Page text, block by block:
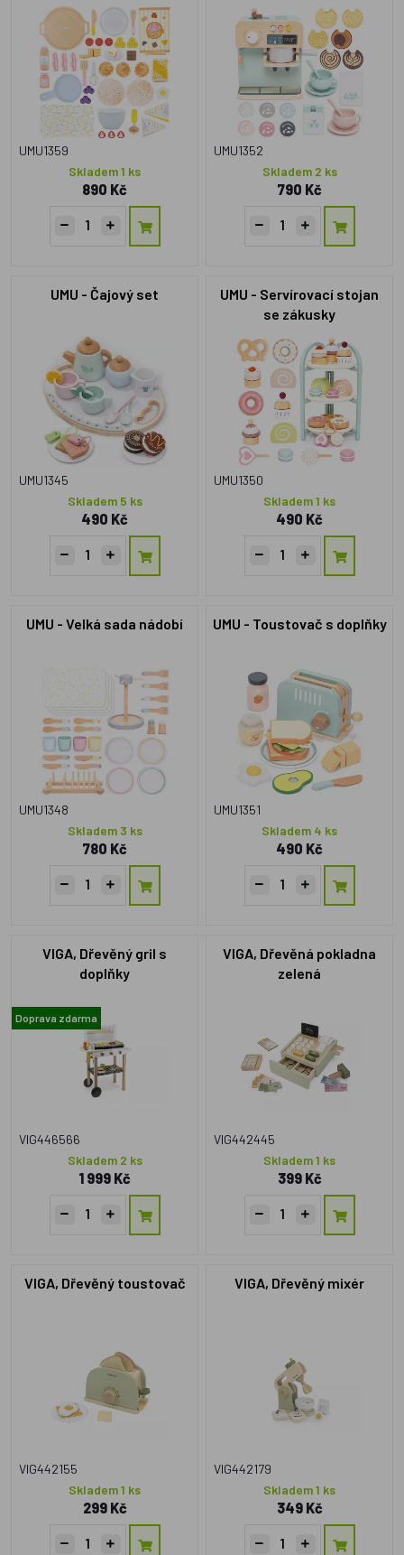
UMU1359
Skladem 1 ks
890 Kč
UMU1352
Skladem 2 ks
790 Kč
UMU - Čajový set
UMU1345
Skladem 5 ks
490 Kč
UMU - Servírovací stojan
se zákusky
UMU1350
Skladem 1 ks
490 Kč
UMU - Velká sada nádobí
UMU1348
Skladem 3 ks
780 Kč
UMU - Toustovač s doplňky
UMU1351
Skladem 4 ks
490 Kč
VIGA, Dřevěný gril s
doplňky
Doprava zdarma
VIG446566
Skladem 2 ks
1 999 Kč
VIGA, Dřevěná pokladna
zelená
VIG442445
Skladem 1 ks
399 Kč
VIGA, Dřevěný toustovač
VIG442155
Skladem 1 ks
299 Kč
VIGA, Dřevěný mixér
VIG442179
Skladem 1 ks
349 Kč